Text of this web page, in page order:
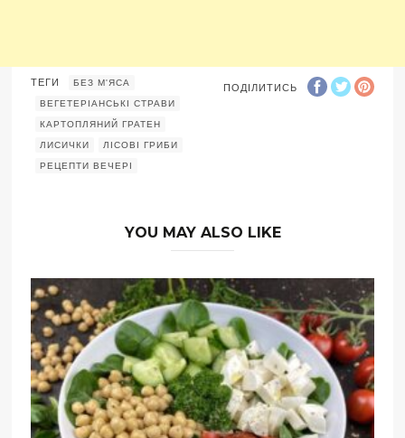
ПОДІЛИТИСЬ
ТЕГИ БЕЗ М'ЯСА
ВЕГЕТЕРІАНСЬКІ СТРАВИ
КАРТОПЛЯНИЙ ГРАТЕН
ЛИСИЧКИ ЛІСОВІ ГРИБИ
РЕЦЕПТИ ВЕЧЕРІ
YOU MAY ALSO LIKE